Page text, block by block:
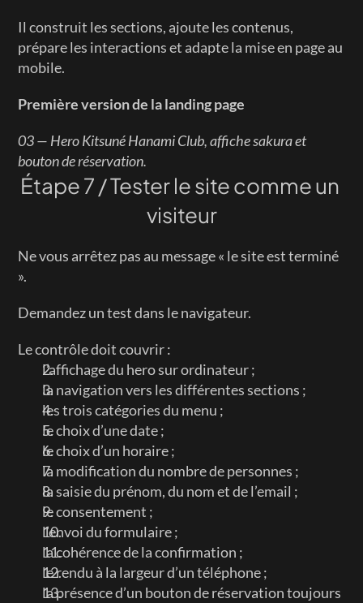
Il construit les sections, ajoute les contenus,
prépare les interactions et adapte la mise en page au
mobile.
Première version de la landing page
03 — Hero Kitsuné Hanami Club, affiche sakura et
bouton de réservation.
Étape 7 / Tester le site comme un
visiteur
Ne vous arrêtez pas au message « le site est terminé
».
Demandez un test dans le navigateur.
Le contrôle doit couvrir :
l’affichage du hero sur ordinateur ;
la navigation vers les différentes sections ;
les trois catégories du menu ;
le choix d’une date ;
le choix d’un horaire ;
la modification du nombre de personnes ;
la saisie du prénom, du nom et de l’email ;
le consentement ;
l’envoi du formulaire ;
la cohérence de la confirmation ;
le rendu à la largeur d’un téléphone ;
la présence d’un bouton de réservation toujours